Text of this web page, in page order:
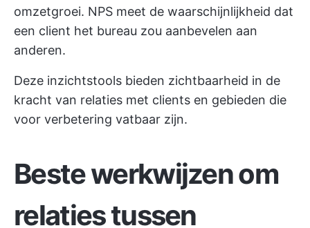
omzetgroei. NPS meet de waarschijnlijkheid dat
een client het bureau zou aanbevelen aan
anderen.
Deze inzichtstools bieden zichtbaarheid in de
kracht van relaties met clients en gebieden die
voor verbetering vatbaar zijn.
Beste werkwijzen om
relaties tussen